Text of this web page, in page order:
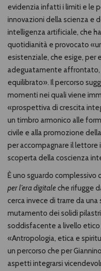
evidenzia infatti i limiti e le
innovazioni della scienza e
intelligenza artificiale, che
quotidianità e provocato
esistenziale, che esige, per
adeguatamente affrontato,
equilibrato». Il percorso
momenti nei quali viene
«prospettiva di crescita
un timbro armonico alle
civile e alla promozione
per accompagnare il lettore
scoperta della coscienza
È uno sguardo complessivo
per l’era digitaleche rifugge
cerca invece di trarre da
mutamento dei solidi
soddisfacente a livello etico
«Antropologia, etica e
un percorso che per
aspetti integrarsi